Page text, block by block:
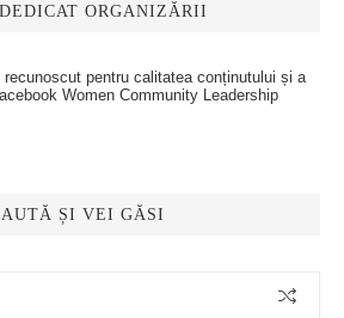
ORGANIZĂRII
ȘI VEI GĂSI